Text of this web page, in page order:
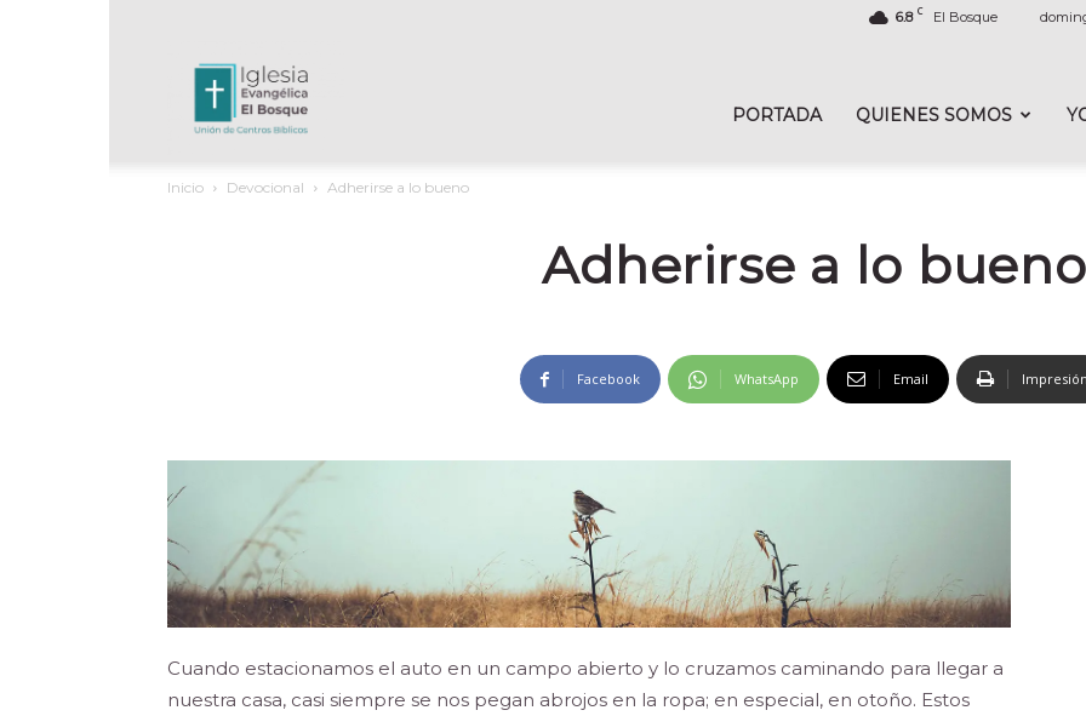
6.8 C El Bosque
PORTADA QUIENES SOMOS
Inicio Devocional Adherirse a lo bueno
Adherirse a lo bueno
Facebook WhatsApp Email Impresión
Cuando estacionamos el auto en un campo abierto y lo cruzamos caminando para llegar a
nuestra casa, casi siempre se nos pegan abrojos en la ropa; en especial, en otoño. Estos